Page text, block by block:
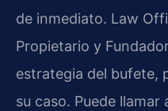
de inmediato. Law
Propietario y
estrategia del bufete,
su caso. Puede